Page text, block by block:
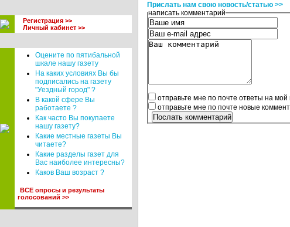
Регистрация >>
Личный кабинет >>
Оцените по пятибальной
шкале нашу газету
На каких условиях Вы бы
подписались на газету
"Уездный город" ?
В какой сфере Вы
работаете ?
Как часто Вы покупаете
нашу газету?
Какие местные газеты Вы
читаете?
Какие разделы газет для
Вас наиболее интересны?
Каков Ваш возраст ?
ВСЕ опросы и результаты
голосований >>
Прислать нам свою новость/статью >>
написать комментарий
отправьте мне по почте ответы на
отправьте мне по почте новые